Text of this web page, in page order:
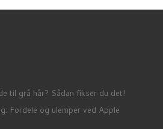
til grå hår? Sådan fikser du det!
Fordele og ulemper ved Apple